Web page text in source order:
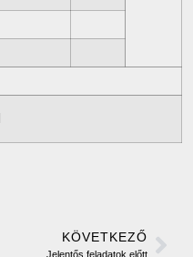
KÖVETKEZŐ
Jelentős feladatok előtt